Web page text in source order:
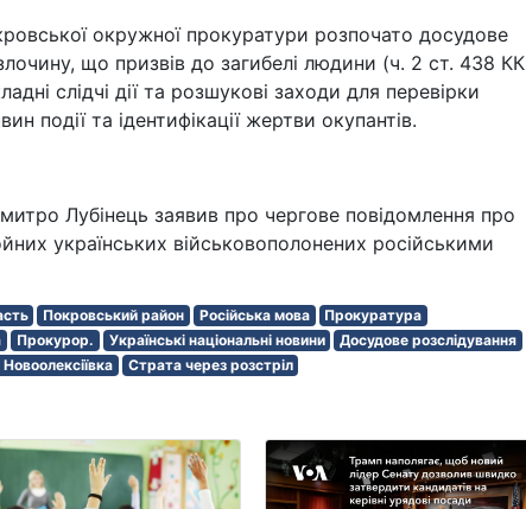
окружної прокуратури розпочато досудове
що призвів до загибелі людини (ч. 2 ст. 438 КК
слідчі дії та розшукові заходи для перевірки
події та ідентифікації жертви окупантів.
Лубінець заявив про чергове повідомлення про
українських військовополонених російськими
Покровський район Російська мова
Прокуратура
Прокурор. Українські національні новини
Досудове розслідування
Страта через розстріл